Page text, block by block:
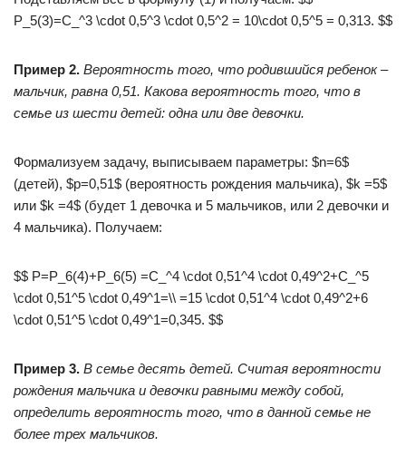
P_5(3)=C_^3 \cdot 0,5^3 \cdot 0,5^2 = 10\cdot 0,5^5 = 0,313. $$
Пример 2. Вероятность того, что родившийся ребенок –
мальчик, равна 0,51. Какова вероятность того, что в
семье из шести детей: одна или две девочки.
Формализуем задачу, выписываем параметры: $n=6$
(детей), $p=0,51$ (вероятность рождения мальчика), $k =5$
или $k =4$ (будет 1 девочка и 5 мальчиков, или 2 девочки и
4 мальчика). Получаем:
$$ P=P_6(4)+P_6(5) =C_^4 \cdot 0,51^4 \cdot 0,49^2+C_^5
\cdot 0,51^5 \cdot 0,49^1=\\ =15 \cdot 0,51^4 \cdot 0,49^2+6
\cdot 0,51^5 \cdot 0,49^1=0,345. $$
Пример 3. В семье десять детей. Считая вероятности
рождения мальчика и девочки равными между собой,
определить вероятность того, что в данной семье не
более трех мальчиков.